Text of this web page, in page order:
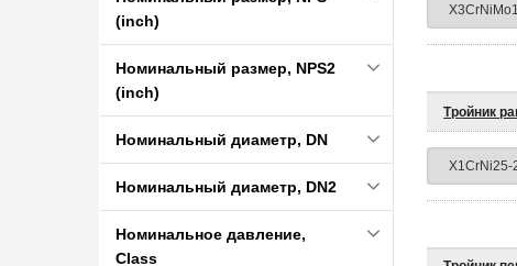
(inch)
Номинальный размер, NPS2
(inch)
Номинальный диаметр, DN
Номинальный диаметр, DN2
Номинальное давление,
Class
Тройник